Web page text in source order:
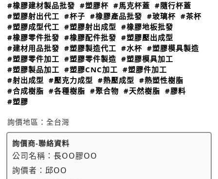
#橡膠建材製品批發 #塑膠杯 #馬克杯蓋 #隨行杯蓋
#塑膠射出代工 #杯子 #橡膠產品批發 #玻璃杯 #茶杯
#塑膠成型代工 #塑膠射出成型 #橡膠地板批發
#橡膠零件批發 #橡膠配件批發 #塑膠壓出成型
#建材用品批發 #塑膠製造代工 #水杯 #塑膠模具製造
#塑膠零件加工 #塑膠零件製造 #塑膠模具加工
#塑膠製品加工 #塑膠CNC加工 #塑膠件加工
#射出成型 #壓克力成型 #熱壓成型 #熱塑性樹脂
#合成樹脂 #各種樹脂 #聚合物 #天然樹脂 #膠料
#塑膠
詢價地區： 全台灣
詢價商-聯絡資料
公司名稱： 長OO膠OO
詢價者： 邱OO